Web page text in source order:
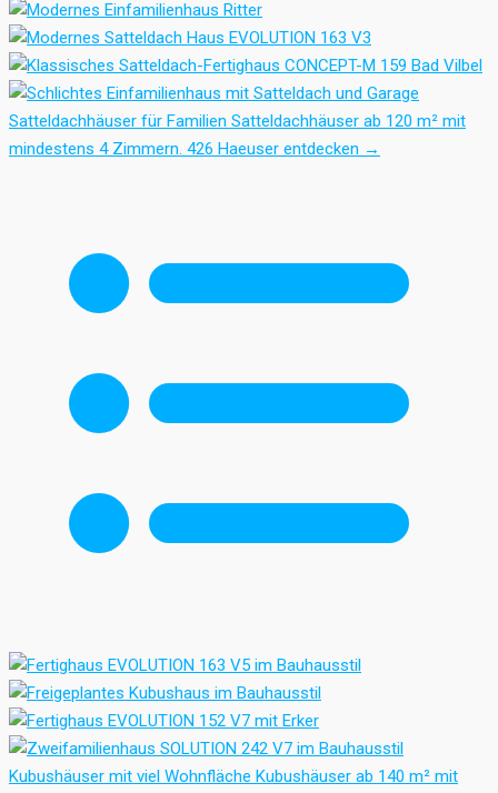
Satteldachhäuser für Familien Satteldachhäuser ab 120 m² mit
mindestens 4 Zimmern. 426 Haeuser entdecken →
Kubushäuser mit viel Wohnfläche Kubushäuser ab 140 m² mit